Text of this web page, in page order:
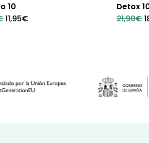
10
El
precio
11,95€
Detox
21,90€